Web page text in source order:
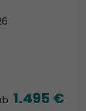
1.495 €